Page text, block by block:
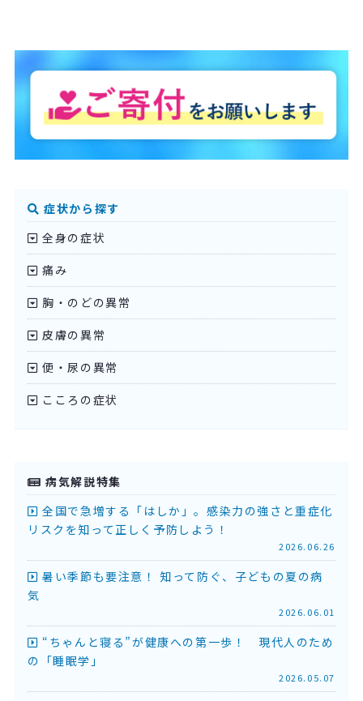
症状から探す
全身の症状
痛み
胸・のどの異常
皮膚の異常
便・尿の異常
こころの症状
病気解説特集
全国で急増する「はしか」。感染力の強さと重症化
リスクを知って正しく予防しよう！
2026.06.26
暑い季節も要注意！ 知って防ぐ、子どもの夏の病
気
2026.06.01
“ちゃんと寝る”が健康への第一歩！ 現代人のため
の「睡眠学」
2026.05.07